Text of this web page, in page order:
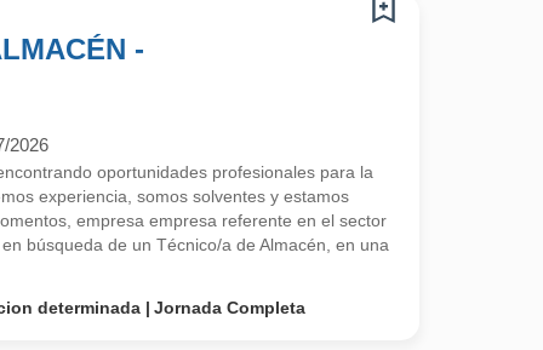
-
2026
oportunidades profesionales para la
experiencia, somos solventes y estamos
empresa empresa referente en el sector
búsqueda de un Técnico/a de Almacén, en una
determinada Jornada Completa